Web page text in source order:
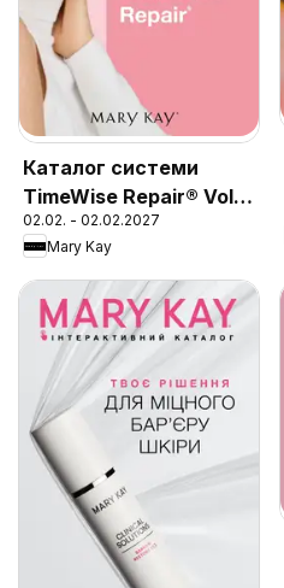
Каталог системи
TimeWise Repair® Volu-
Firm®
02.02. - 02.02.2027
Mary Kay